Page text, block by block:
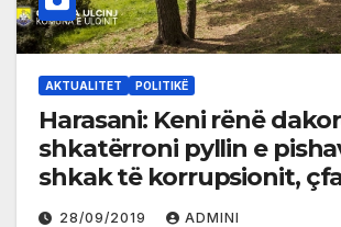
AKTUALITET POLITIKË
Harasani: Keni rënë
shkatërroni pyllin e
shkak të korrupsionit,
trashigojmë fëmijëve tanë
28/09/2019 ADMINI